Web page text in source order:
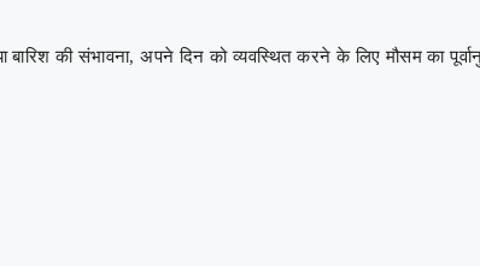
बारिश की संभावना, अपने दिन को व्यवस्थित करने के लिए मौसम